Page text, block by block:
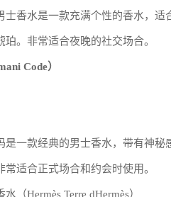
士香水是一款充满个性的香水，
。非常适合夜晚的社交场合。
Code）
是一款经典的男士香水，带有神
适合正式场合和约会时使用。
（Hermès Terre dHermès）